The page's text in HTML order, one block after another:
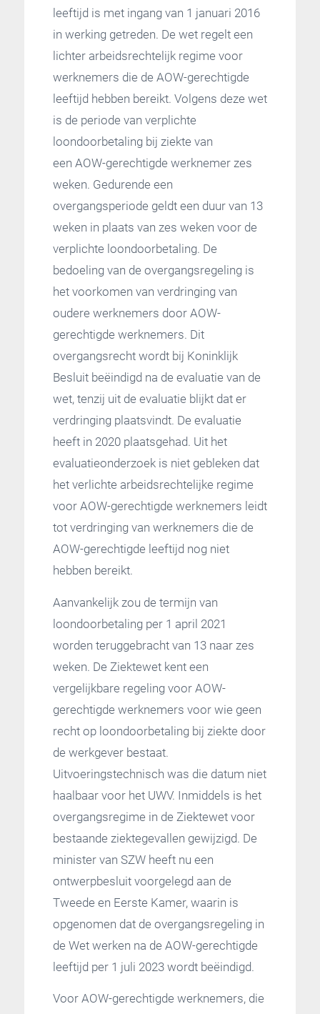
leeftijd is met ingang van 1 januari 2016
in werking getreden. De wet regelt een
lichter arbeidsrechtelijk regime voor
werknemers die de AOW-gerechtigde
leeftijd hebben bereikt. Volgens deze wet
is de periode van verplichte
loondoorbetaling bij ziekte van
een AOW-gerechtigde werknemer zes
weken. Gedurende een
overgangsperiode geldt een duur van 13
weken in plaats van zes weken voor de
verplichte loondoorbetaling. De
bedoeling van de overgangsregeling is
het voorkomen van verdringing van
oudere werknemers door AOW-
gerechtigde werknemers. Dit
overgangsrecht wordt bij Koninklijk
Besluit beëindigd na de evaluatie van de
wet, tenzij uit de evaluatie blijkt dat er
verdringing plaatsvindt. De evaluatie
heeft in 2020 plaatsgehad. Uit het
evaluatieonderzoek is niet gebleken dat
het verlichte arbeidsrechtelijke regime
voor AOW-gerechtigde werknemers leidt
tot verdringing van werknemers die de
AOW-gerechtigde leeftijd nog niet
hebben bereikt.
Aanvankelijk zou de termijn van
loondoorbetaling per 1 april 2021
worden teruggebracht van 13 naar zes
weken. De Ziektewet kent een
vergelijkbare regeling voor AOW-
gerechtigde werknemers voor wie geen
recht op loondoorbetaling bij ziekte door
de werkgever bestaat.
Uitvoeringstechnisch was die datum niet
haalbaar voor het UWV. Inmiddels is het
overgangsregime in de Ziektewet voor
bestaande ziektegevallen gewijzigd. De
minister van SZW heeft nu een
ontwerpbesluit voorgelegd aan de
Tweede en Eerste Kamer, waarin is
opgenomen dat de overgangsregeling in
de Wet werken na de AOW-gerechtigde
leeftijd per 1 juli 2023 wordt beëindigd.
Voor AOW-gerechtigde werknemers, die